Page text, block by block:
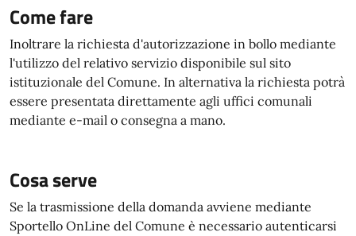
Come fare
Inoltrare la richiesta d'autorizzazione in bollo mediante
l'utilizzo del relativo servizio disponibile sul sito
istituzionale del Comune. In alternativa la richiesta potrà
essere presentata direttamente agli uffici comunali
mediante e-mail o consegna a mano.
Cosa serve
Se la trasmissione della domanda avviene mediante
Sportello OnLine del Comune è necessario autenticarsi